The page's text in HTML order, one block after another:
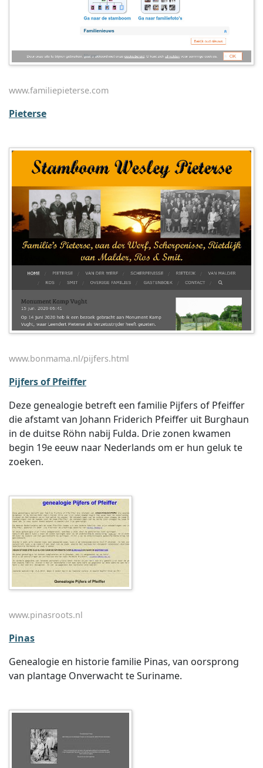
www.familiepieterse.com
Pieterse
www.bonmama.nl/pijfers.html
Pijfers of Pfeiffer
Deze genealogie betreft een familie Pijfers of Pfeiffer
die afstamt van Johann Friderich Pfeiffer uit Burghaun
in de duitse Röhn nabij Fulda. Drie zonen kwamen
begin 19e eeuw naar Nederlands om er hun geluk te
zoeken.
www.pinasroots.nl
Pinas
Genealogie en historie familie Pinas, van oorsprong
van plantage Onverwacht te Suriname.